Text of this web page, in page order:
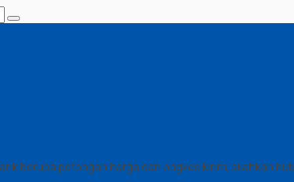
berupa potongan harga dan ongkos kirim, silahkan